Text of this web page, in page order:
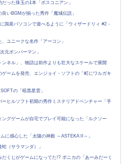
った珠玉の1本「ボスコニアン」
いBGMが揃った秀作「魔城伝説」
国産パソコンで遊べるように「ウィザードリィ #2 -
ユニークな名作「アーコン」
元ボンバーマン」
ネル」、物語は前作よりも壮大なスケールで展開
ームを発売、エンジョイ・ソフトの「町にワルガキ
の「暗黒星雲」
ヒルソフト初期の秀作ミステリアドベンチャー「手
グゲームが自宅でプレイ可能になった「ルクソー
に感心した「太陽の神殿 ～ASTEKA II～」
（サラマンダ）」
くじがゲームになってた!? ポニカの「あーみだーく